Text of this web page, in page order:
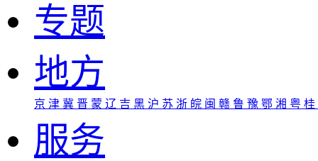
专题
地方
京 津 冀 晋 蒙 辽 吉 黑 沪 苏 浙 皖 闽 赣 鲁 豫 鄂 湘 粤 桂
服务